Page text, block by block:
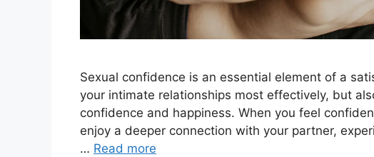
Sexual confidence is an essential element of a
your intimate relationships most effectively, but
confidence and happiness. When you feel
enjoy a deeper connection with your partner,
… Read more